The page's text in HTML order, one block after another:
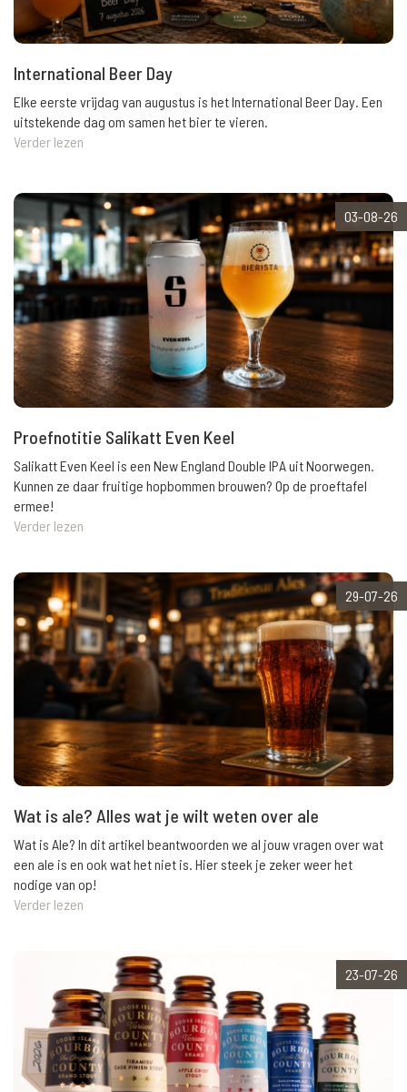
International Beer Day
Elke eerste vrijdag van augustus is het International Beer Day. Een
uitstekende dag om samen het bier te vieren.
Verder lezen
03-08-26
Proefnotitie Salikatt Even Keel
Salikatt Even Keel is een New England Double IPA uit Noorwegen.
Kunnen ze daar fruitige hopbommen brouwen? Op de proeftafel
ermee!
Verder lezen
29-07-26
Wat is ale? Alles wat je wilt weten over ale
Wat is Ale? In dit artikel beantwoorden we al jouw vragen over wat
een ale is en ook wat het niet is. Hier steek je zeker weer het
nodige van op!
Verder lezen
23-07-26